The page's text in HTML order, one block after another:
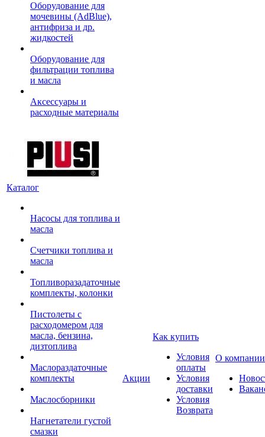
Оборудование для
мочевины (AdBlue),
антифриза и др.
жидкостей
Оборудование для
фильтрации топлива
и масла
Аксессуары и
расходные материалы
Каталог
Насосы для топлива и
масла
Счетчики топлива и
масла
Топливоразадаточные
комплекты, колонки
Пистолеты с
расходомером для
масла, бензина,
дизтоплива
Маслораздаточные
комплекты
Маслосборники
Нагнетатели густой
смазки
Акции
Как купить
Условия
оплаты
Условия
доставки
Условия
Возврата
О компании